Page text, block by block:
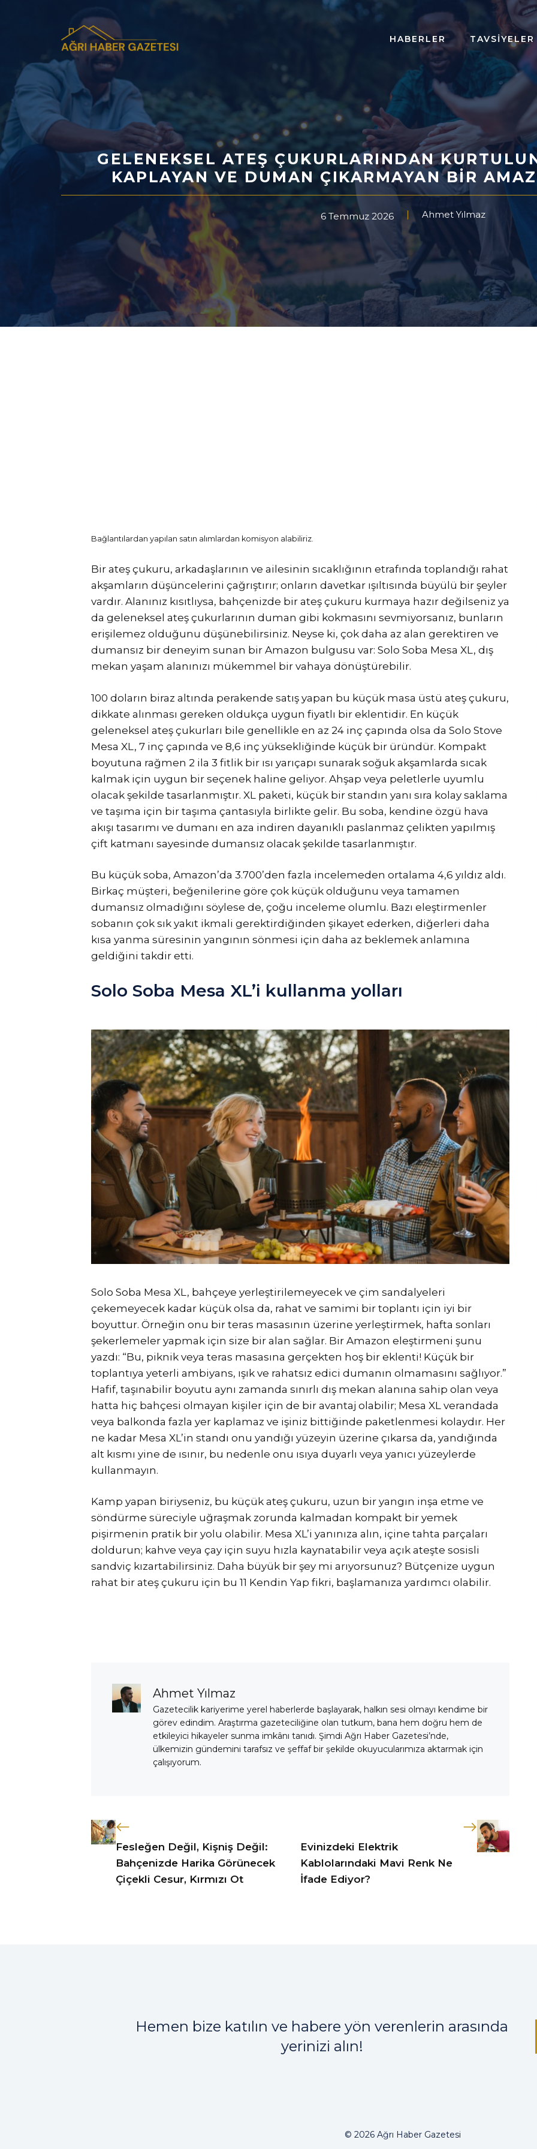
HABERLER TAVSIYELER
GELENEKSEL ATEŞ ÇUKURLARINDAN
KAPLAYAN VE DUMAN ÇIKARMAYAN BIR
6 Temmuz 2026 Ahmet Yılmaz
Bağlantılardan yapılan satın alımlardan komisyon alabiliriz.
Bir ateş çukuru, arkadaşlarının ve ailesinin sıcaklığının etrafında toplandığı rahat
akşamların düşüncelerini çağrıştırır; onların davetkar ışıltısında büyülü bir şeyler
vardır. Alanınız kısıtlıysa, bahçenizde bir ateş çukuru kurmaya hazır değilseniz ya
da geleneksel ateş çukurlarının duman gibi kokmasını sevmiyorsanız, bunların
erişilemez olduğunu düşünebilirsiniz. Neyse ki, çok daha az alan gerektiren ve
dumansız bir deneyim sunan bir Amazon bulgusu var: Solo Soba Mesa XL, dış
mekan yaşam alanınızı mükemmel bir vahaya dönüştürebilir.
100 doların biraz altında perakende satış yapan bu küçük masa üstü ateş çukuru,
dikkate alınması gereken oldukça uygun fiyatlı bir eklentidir. En küçük
geleneksel ateş çukurları bile genellikle en az 24 inç çapında olsa da Solo Stove
Mesa XL, 7 inç çapında ve 8,6 inç yüksekliğinde küçük bir üründür. Kompakt
boyutuna rağmen 2 ila 3 fitlik bir ısı yarıçapı sunarak soğuk akşamlarda sıcak
kalmak için uygun bir seçenek haline geliyor. Ahşap veya peletlerle uyumlu
olacak şekilde tasarlanmıştır. XL paketi, küçük bir standın yanı sıra kolay saklama
ve taşıma için bir taşıma çantasıyla birlikte gelir. Bu soba, kendine özgü hava
akışı tasarımı ve dumanı en aza indiren dayanıklı paslanmaz çelikten yapılmış
çift katmanı sayesinde dumansız olacak şekilde tasarlanmıştır.
Bu küçük soba, Amazon’da 3.700’den fazla incelemeden ortalama 4,6 yıldız aldı.
Birkaç müşteri, beğenilerine göre çok küçük olduğunu veya tamamen
dumansız olmadığını söylese de, çoğu inceleme olumlu. Bazı eleştirmenler
sobanın çok sık yakıt ikmali gerektirdiğinden şikayet ederken, diğerleri daha
kısa yanma süresinin yangının sönmesi için daha az beklemek anlamına
geldiğini takdir etti.
Solo Soba Mesa XL’i kullanma yolları
Solo Soba Mesa XL, bahçeye yerleştirilemeyecek ve çim sandalyeleri
çekemeyecek kadar küçük olsa da, rahat ve samimi bir toplantı için iyi bir
boyuttur. Örneğin onu bir teras masasının üzerine yerleştirmek, hafta sonları
şekerlemeler yapmak için size bir alan sağlar. Bir Amazon eleştirmeni şunu
yazdı: “Bu, piknik veya teras masasına gerçekten hoş bir eklenti! Küçük bir
toplantıya yeterli ambiyans, ışık ve rahatsız edici dumanın olmamasını sağlıyor.”
Hafif, taşınabilir boyutu aynı zamanda sınırlı dış mekan alanına sahip olan veya
hatta hiç bahçesi olmayan kişiler için de bir avantaj olabilir; Mesa XL verandada
veya balkonda fazla yer kaplamaz ve işiniz bittiğinde paketlenmesi kolaydır. Her
ne kadar Mesa XL’in standı onu yandığı yüzeyin üzerine çıkarsa da, yandığında
alt kısmı yine de ısınır, bu nedenle onu ısıya duyarlı veya yanıcı yüzeylerde
kullanmayın.
Kamp yapan biriyseniz, bu küçük ateş çukuru, uzun bir yangın inşa etme ve
söndürme süreciyle uğraşmak zorunda kalmadan kompakt bir yemek
pişirmenin pratik bir yolu olabilir. Mesa XL’i yanınıza alın, içine tahta parçaları
doldurun; kahve veya çay için suyu hızla kaynatabilir veya açık ateşte sosisli
sandviç kızartabilirsiniz. Daha büyük bir şey mi arıyorsunuz? Bütçenize uygun
rahat bir ateş çukuru için bu 11 Kendin Yap fikri, başlamanıza yardımcı olabilir.
Ahmet Yılmaz
Gazetecilik kariyerime yerel haberlerde başlayarak, halkın sesi olmayı kendime bir
görev edindim. Araştırma gazeteciliğine olan tutkum, bana hem doğru hem de
etkileyici hikayeler sunma imkânı tanıdı. Şimdi Ağrı Haber Gazetesi’nde,
ülkemizin gündemini tarafsız ve şeffaf bir şekilde okuyucularımıza aktarmak için
çalışıyorum.
Fesleğen Değil, Kişniş Değil:
Bahçenizde Harika Görünecek
Çiçekli Cesur, Kırmızı Ot
Evinizdeki Elektrik
Kablolarındaki Mavi Renk Ne
İfade Ediyor?
Hemen bize katılın ve habere yön verenlerin arasında
yerinizi alın!
© 2026 Ağrı Haber Gazetesi